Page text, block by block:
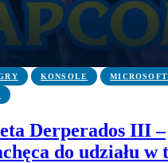
znak towarowy „Vice
6 niebawem. Rockstar
przywracają wiarę w
KONSOLE
Derperados III –
do udziału w